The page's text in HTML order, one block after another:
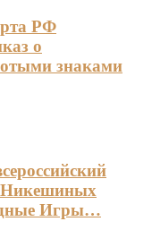
РФ
о
знаками
Никешиных
Игры…